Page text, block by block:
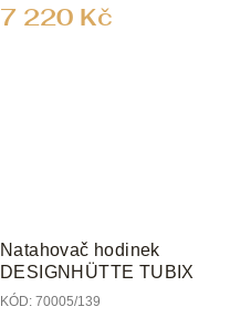
7 220 Kč
Natahovač hodinek
DESIGNHÜTTE TUBIX
KÓD: 70005/139